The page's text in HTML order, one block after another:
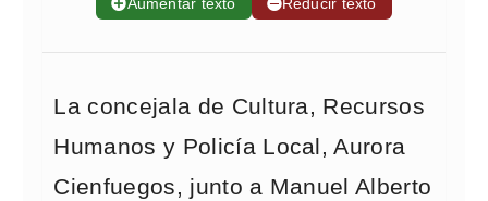
La concejala de Cultura, Recursos
Humanos y Policía Local, Aurora
Cienfuegos, junto a Manuel Alberto